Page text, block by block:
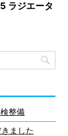
ラジエータ
整備
ました